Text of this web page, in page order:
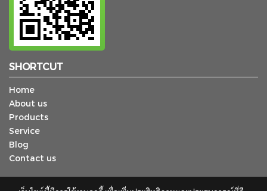
SHORTCUT
Home
About us
Products
Service
Blog
Contact us